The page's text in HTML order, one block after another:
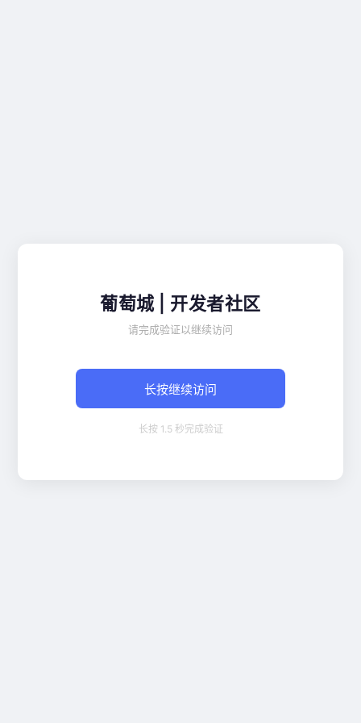
葡萄城 | 开发者社区
请完成验证以继续访问
长按继续访问
长按 1.5 秒完成验证